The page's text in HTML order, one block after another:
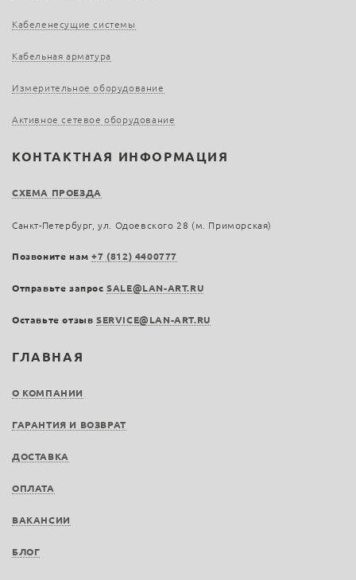
ГЛАВНАЯ
О КОМПАНИИ
ГАРАНТИЯ И ВОЗВРАТ
ДОСТАВКА
ОПЛАТА
ВАКАНСИИ
БЛОГ
Кабеленесущие системы
Кабельная арматура
Измерительное оборудование
Активное сетевое оборудование
КОНТАКТНАЯ ИНФОРМАЦИЯ
СХЕМА ПРОЕЗДА
Санкт-Петербург, ул. Одоевского 28 (м. Приморская)
Позвоните нам+7 (812) 4400777
Отправьте запросSALE@LAN-ART.RU
Оставьте отзыв SERVICE@LAN-ART.RU